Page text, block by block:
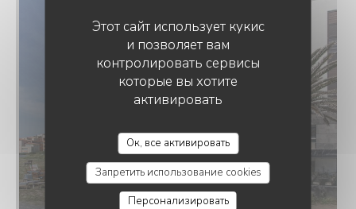
Этот сайт использует кукис
и позволяет вам
контролировать сервисы
которые вы хотите
активировать
Ок, все активировать
Запретить использование cookies
Персонализировать
RESTAURANT LES ROCHES MARINES